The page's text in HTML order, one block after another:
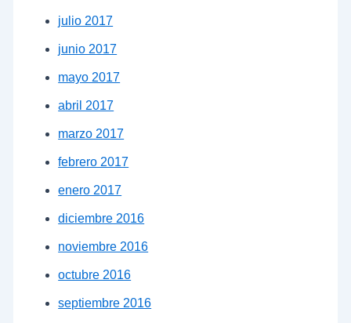
julio 2017
junio 2017
mayo 2017
abril 2017
marzo 2017
febrero 2017
enero 2017
diciembre 2016
noviembre 2016
octubre 2016
septiembre 2016